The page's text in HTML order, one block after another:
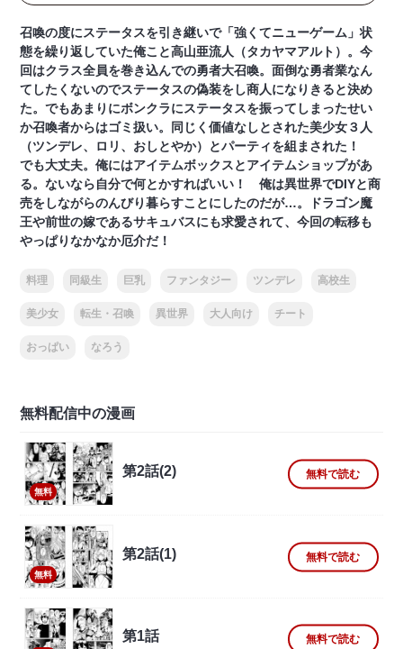
召喚の度にステータスを引き継いで「強くてニューゲーム」状
態を繰り返していた俺こと高山亜流人（タカヤマアルト）。今
回はクラス全員を巻き込んでの勇者大召喚。面倒な勇者業なん
てしたくないのでステータスの偽装をし商人になりきると決め
た。でもあまりにボンクラにステータスを振ってしまったせい
か召喚者からはゴミ扱い。同じく価値なしとされた美少女３人
（ツンデレ、ロリ、おしとやか）とパーティを組まされた！
でも大丈夫。俺にはアイテムボックスとアイテムショップがあ
る。ないなら自分で何とかすればいい！ 俺は異世界でDIYと商
売をしながらのんびり暮らすことにしたのだが…。ドラゴン魔
王や前世の嫁であるサキュバスにも求愛されて、今回の転移も
やっぱりなかなか厄介だ！
料理 同級生 巨乳 ファンタジー ツンデレ 高校生
美少女 転生・召喚 異世界 大人向け チート
おっぱい なろう
無料配信中の漫画
無料
第2話(2) 無料で読む
無料
第2話(1) 無料で読む
第1話 無料で読む